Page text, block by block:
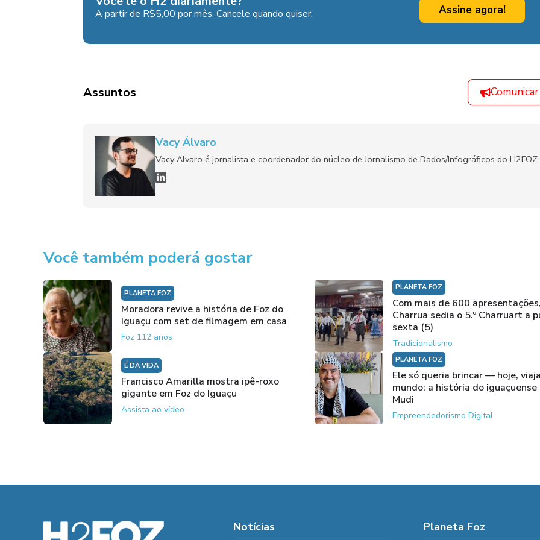
A partir de R$5,00 por mês. Cancele quando quiser. Assine agora!
Assuntos
Vacy Álvaro
Vacy Alvaro é jornalista e coordenador do núcleo de Jornalismo de Dados/Infográficos do H2FOZ.
Você também poderá gostar
PLANETA FOZ
Moradora revive a história de Foz do
Iguaçu com set de filmagem em casa
Foz 112 anos
PLANETA FOZ
Com mais de 600
Charrua sedia o 5.º Charruart a
sexta (5)
Tradicionalismo
É DA VIDA
Francisco Amarilla mostra ipê-roxo
gigante em Foz do Iguaçu
Assista ao vídeo
PLANETA FOZ
Ele só queria brincar — hoje,
mundo: a história do iguaçuense
Mudi
Empreendedorismo Digital
Notícias Planeta Foz